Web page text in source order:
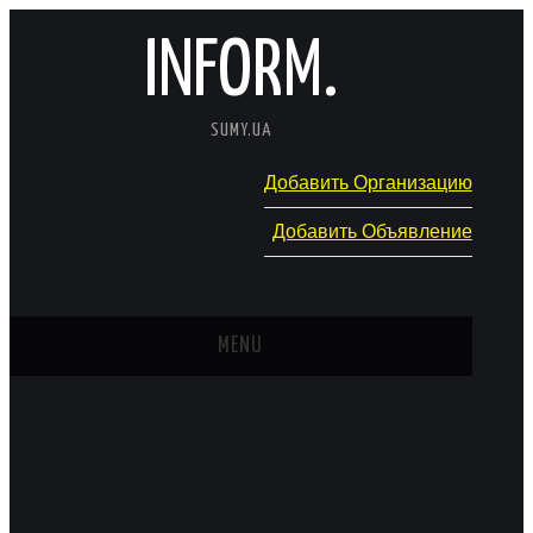
INFORM.
SUMY.UA
Добавить Организацию
Добавить Объявление
MENU